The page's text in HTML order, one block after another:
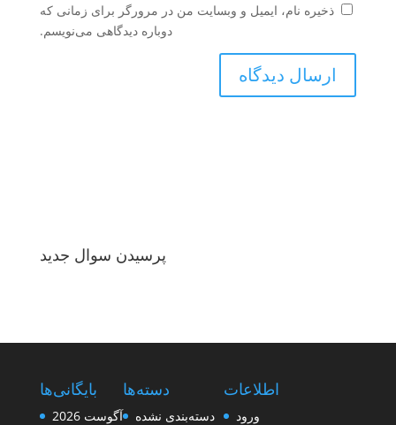
ذخیره نام، ایمیل و وبسایت من در مرورگر برای زمانی که
دوباره دیدگاهی می‌نویسم.
پرسیدن سوال جدید
بایگانی‌ها
آگوست 2026
دسته‌ها
دسته‌بندی نشده
اطلاعات
ورود